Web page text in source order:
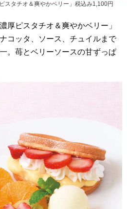
スタチオ＆爽やかベリー」税込み1,100円
厚ピスタチオ＆爽やかベリー」
コッタ、ソース、チュイルまで
。苺とベリーソースの甘ずっぱ